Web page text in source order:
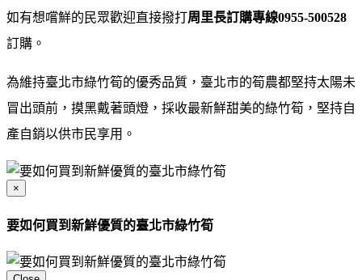
如有想嚐鮮的民眾歡迎直接撥打周里長訂購專線0955-500528
訂購。
為維持臺北市綠竹筍的優秀品質，臺北市的筍農都堅持太陽未
冒出頭前，摸黑戴著頭燈，採收最新鮮甜美的綠竹筍，堅持自
產自銷以供市民享用。
×
要如何買到新鮮優質的臺北市綠竹筍